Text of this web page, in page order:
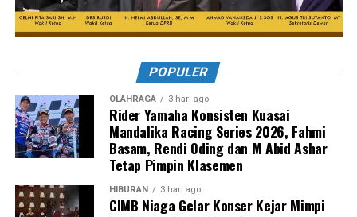
POPULER
OLAHRAGA 3 hari ago
Rider Yamaha Konsisten Kuasai
Mandalika Racing Series 2026, Fahmi
Basam, Rendi Oding dan M Abid Ashar
Tetap Pimpin Klasemen
HIBURAN 3 hari ago
CIMB Niaga Gelar Konser Kejar Mimpi